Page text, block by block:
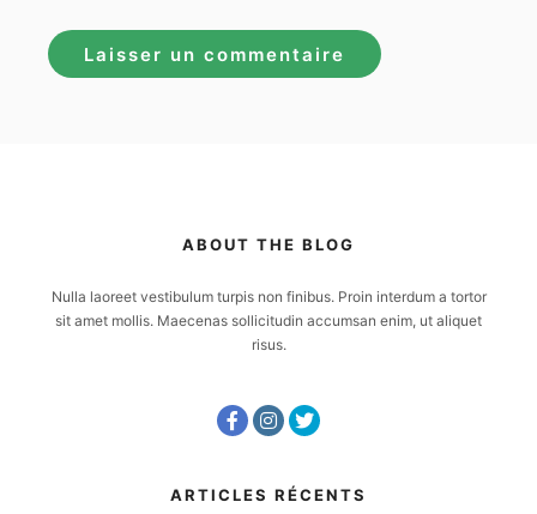
ABOUT THE BLOG
Nulla laoreet vestibulum turpis non finibus. Proin interdum a tortor
sit amet mollis. Maecenas sollicitudin accumsan enim, ut aliquet
risus.
ARTICLES RÉCENTS